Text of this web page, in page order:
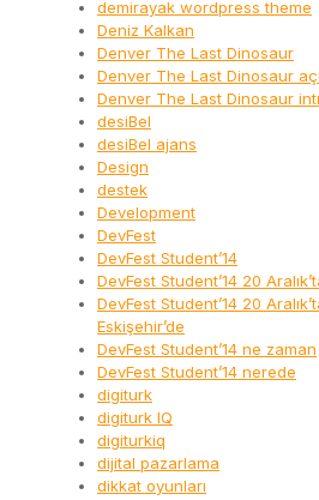
demirayak wordpress theme
Deniz Kalkan
Denver The Last Dinosaur
Denver The Last Dinosaur
Denver The Last Dinosaur
desiBel
desiBel ajans
Design
destek
Development
DevFest
DevFest Student’14
DevFest Student’14 20
DevFest Student’14 20
Eskişehir’de
DevFest Student’14 ne zaman
DevFest Student’14 nerede
digiturk
digiturk IQ
digiturkiq
dijital pazarlama
dikkat oyunları